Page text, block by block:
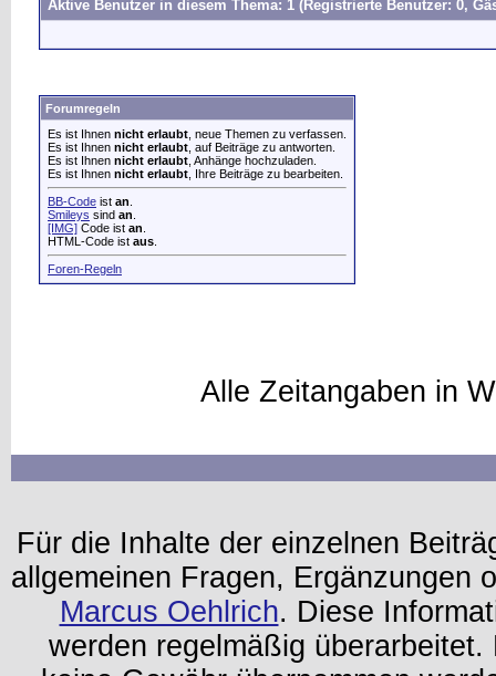
Aktive Benutzer in diesem Thema: 1 (Registrierte Benutzer: 0,
Forumregeln
Es ist Ihnen nicht erlaubt , neue Themen zu verfassen.
Es ist Ihnen nicht erlaubt , auf Beiträge zu antworten.
Es ist Ihnen nicht erlaubt , Anhänge hochzuladen.
Es ist Ihnen nicht erlaubt , Ihre Beiträge zu bearbeiten.
BB-Code ist an
Smileys sind an
[IMG] Code ist an
HTML-Code ist aus
Foren-Regeln
Alle Zeitangaben in
Für die Inhalte der einzelnen
allgemeinen Fragen, Ergänzungen
Marcus Oehlrich. Diese
werden regelmäßig